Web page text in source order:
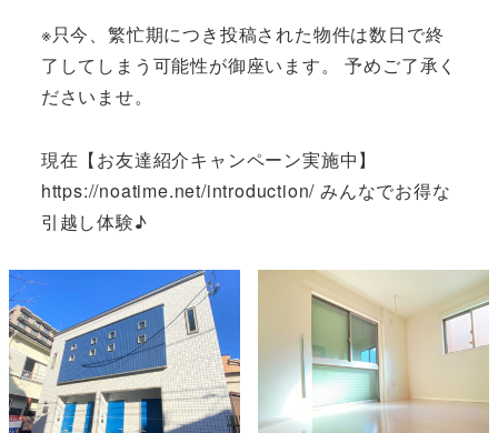
※只今、繁忙期につき投稿された物件は数日で終
了してしまう可能性が御座います。 予めご了承く
ださいませ。
現在【お友達紹介キャンペーン実施中】
https://noatime.net/introduction/ みんなでお得な
引越し体験♪